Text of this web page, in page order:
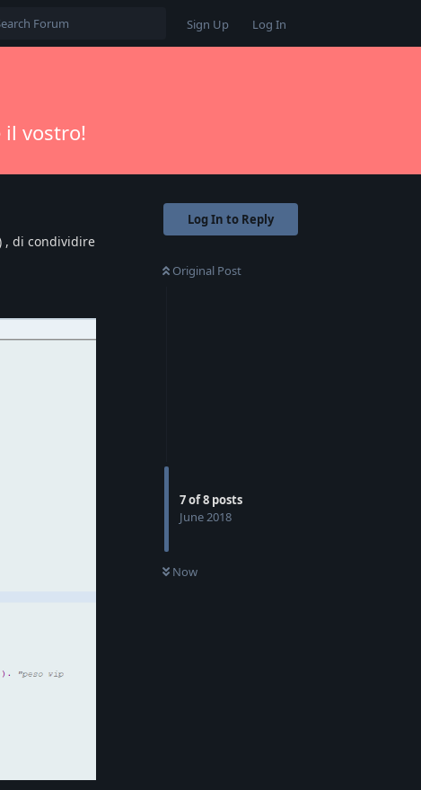
Sign Up Log In
il vostro!
Log In to Reply
Original Post
7of8 posts
June 2018
Now
, di condividire